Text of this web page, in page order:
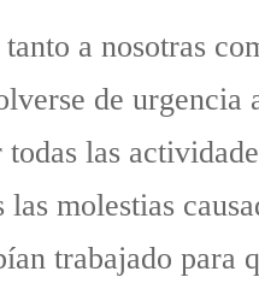
a nosotras
de urgencia
las
molestias
trabajado para